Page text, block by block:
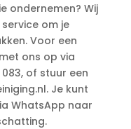
ondernemen? Wij
om je
Voor een
ons op via
083, of stuur een
Je kunt
WhatsApp naar